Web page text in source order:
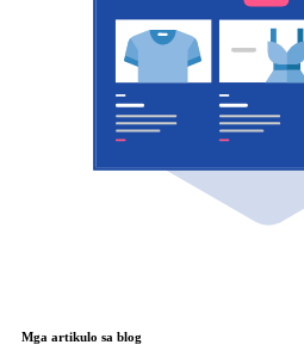
Mga artikulo sa blog